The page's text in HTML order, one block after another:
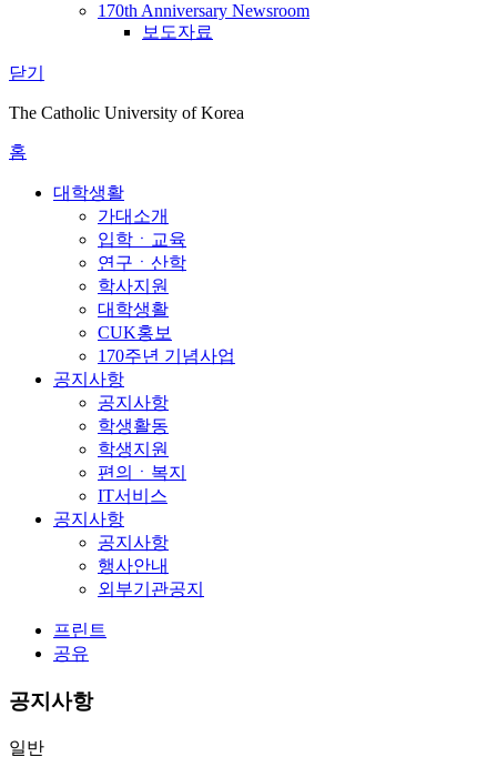
170th Anniversary Newsroom
보도자료
닫기
The Catholic University of Korea
홈
대학생활
가대소개
입학ㆍ교육
연구ㆍ산학
학사지원
대학생활
CUK홍보
170주년 기념사업
공지사항
공지사항
학생활동
학생지원
편의ㆍ복지
IT서비스
공지사항
공지사항
행사안내
외부기관공지
프린트
공유
공지사항
일반